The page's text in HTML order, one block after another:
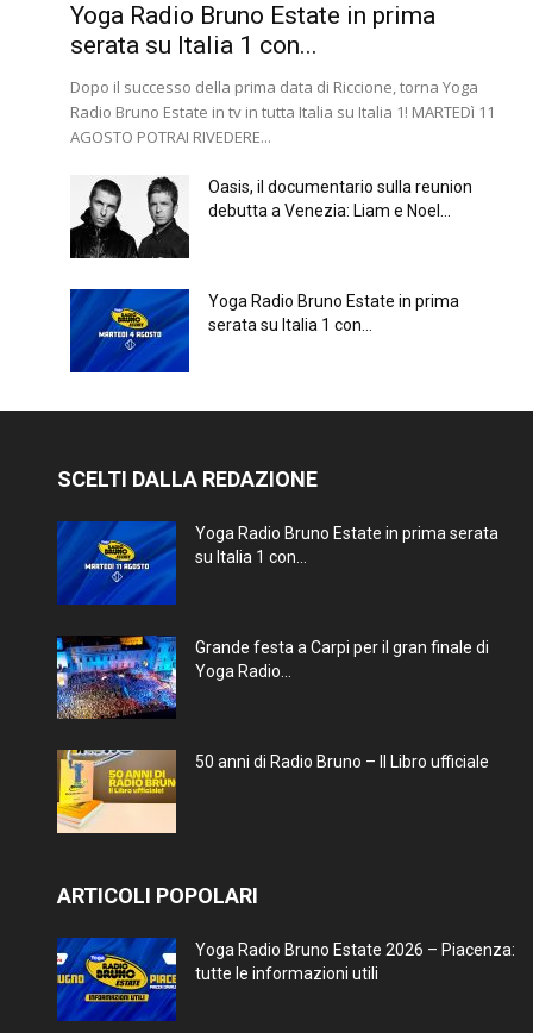
Yoga Radio Bruno Estate in prima
serata su Italia 1 con...
Dopo il successo della prima data di Riccione, torna Yoga
Radio Bruno Estate in tv in tutta Italia su Italia 1! MARTEDì 11
AGOSTO POTRAI RIVEDERE...
Oasis, il documentario sulla reunion
debutta a Venezia: Liam e Noel...
Yoga Radio Bruno Estate in prima
serata su Italia 1 con...
SCELTI DALLA REDAZIONE
Yoga Radio Bruno Estate in prima serata
su Italia 1 con...
Grande festa a Carpi per il gran finale di
Yoga Radio...
50 anni di Radio Bruno – Il Libro ufficiale
ARTICOLI POPOLARI
Yoga Radio Bruno Estate 2026 – Piacenza:
tutte le informazioni utili